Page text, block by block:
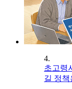
4.
초고령
길 정책